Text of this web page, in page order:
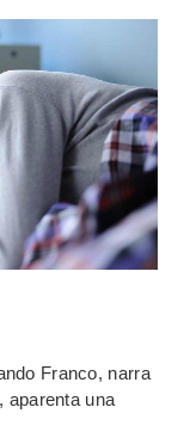
Franco, narra
aparenta una